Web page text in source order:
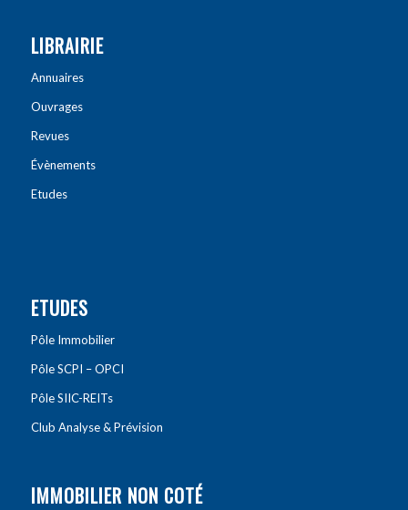
LIBRAIRIE
Annuaires
Ouvrages
Revues
Évènements
Etudes
ETUDES
Pôle Immobilier
Pôle SCPI – OPCI
Pôle SIIC-REITs
Club Analyse & Prévision
IMMOBILIER NON COTÉ